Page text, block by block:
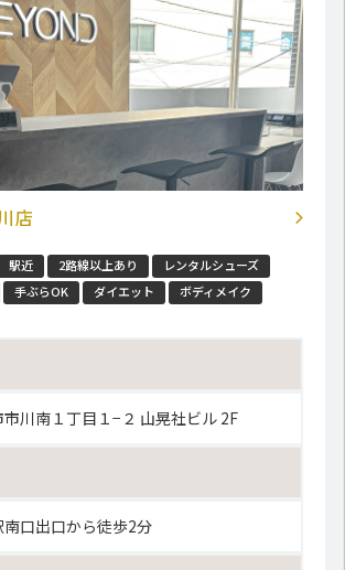
店
駅近 2路線以上あり
レンタルシューズ
手ぶらOK ダイエット ボディメイク
川南１丁目１−２ 山晃社ビル 2F
南口出口から徒歩2分